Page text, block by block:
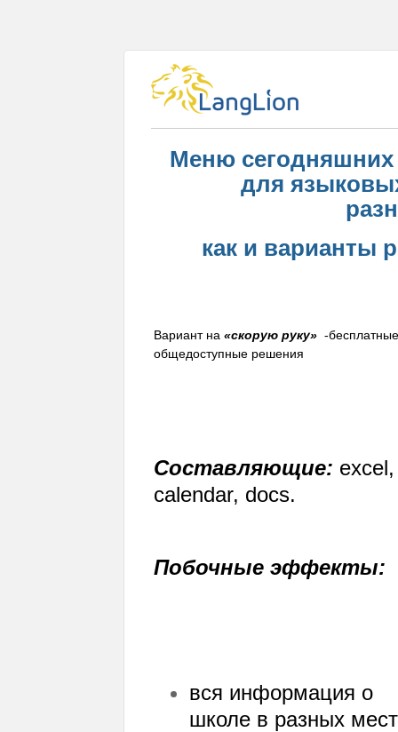
Меню сегодняшних
для
как и варианты
Вариант на «скорую руку» -бесплатные
общедоступные решения
Составляющие: excel,
calendar, docs.
Побочные эффекты:
вся информация о
школе в разных